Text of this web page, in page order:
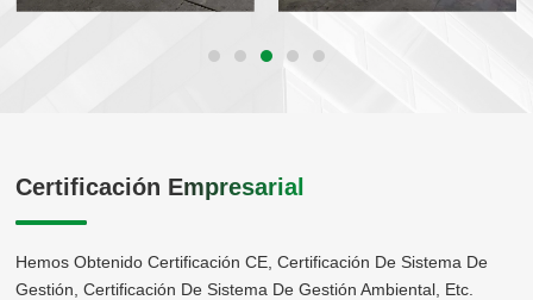
Certificación Empresarial
Hemos Obtenido Certificación CE, Certificación De Sistema De
Gestión, Certificación De Sistema De Gestión Ambiental, Etc.